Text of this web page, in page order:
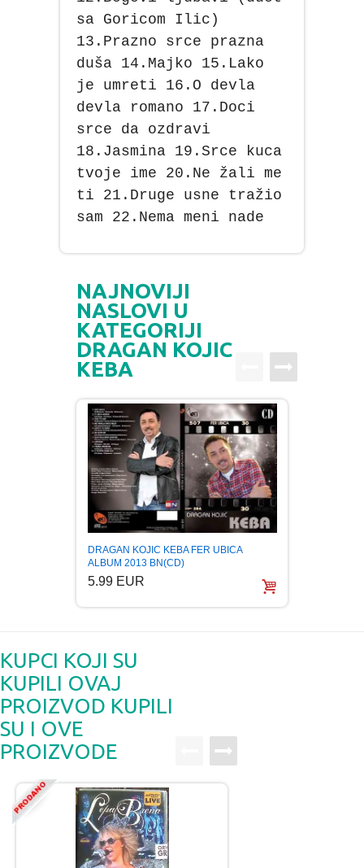
sa Goricom Ilic)
13.Prazno srce prazna
duša 14.Majko 15.Lako
je umreti 16.O devla
devla romano 17.Doci
srce da ozdravi
18.Jasmina 19.Srce kuca
tvoje ime 20.Ne žali me
ti 21.Druge usne tražio
sam 22.Nema meni nade
NAJNOVIJI
NASLOVI U
KATEGORIJI
DRAGAN KOJIC
KEBA
DRAGAN KOJIC KEBA FER UBICA
ALBUM 2013 BN(CD)
5.99 EUR
KUPCI KOJI SU
KUPILI OVAJ
PROIZVOD KUPILI
SU I OVE
PROIZVODE